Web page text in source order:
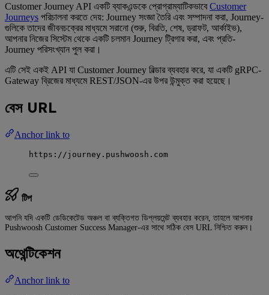
Customer Journey API একটি ব্যাকএন্ডকে প্রোগ্রাম্যাটিকভাবেCustomer
Journeys পরিচালনা করতে দেয়: Journey সংজ্ঞা তৈরি এবং সম্পাদনা করা, Journey-
গুলিকে তাদের জীবনচক্রের মাধ্যমে সরানো (শুরু, বিরতি, শেষ, ড্রাফট, আর্কাইভ),
আপনার নিজের সিস্টেম থেকে একটি চলমান Journey ট্রিগার করা, এবং প্রতি-
Journey পরিসংখ্যান পুল করা।
এটি সেই একই API যা Customer Journey বিল্ডার ব্যবহার করে, যা একটি gRPC-
Gateway ব্রিজের মাধ্যমে REST/JSON-এর উপর উন্মুক্ত করা হয়েছে।
বেস URL
Anchor link to
https://journey.pushwoosh.com
টিপ
আপনি যদি একটি ডেডিকেটেড অঞ্চল বা ব্যক্তিগত ডিপ্লয়মেন্ট ব্যবহার করেন, তাহলে আপনার
Pushwoosh Customer Success Manager-এর সাথে সঠিক বেস URL নিশ্চিত করুন।
অথেন্টিকেশন
Anchor link to